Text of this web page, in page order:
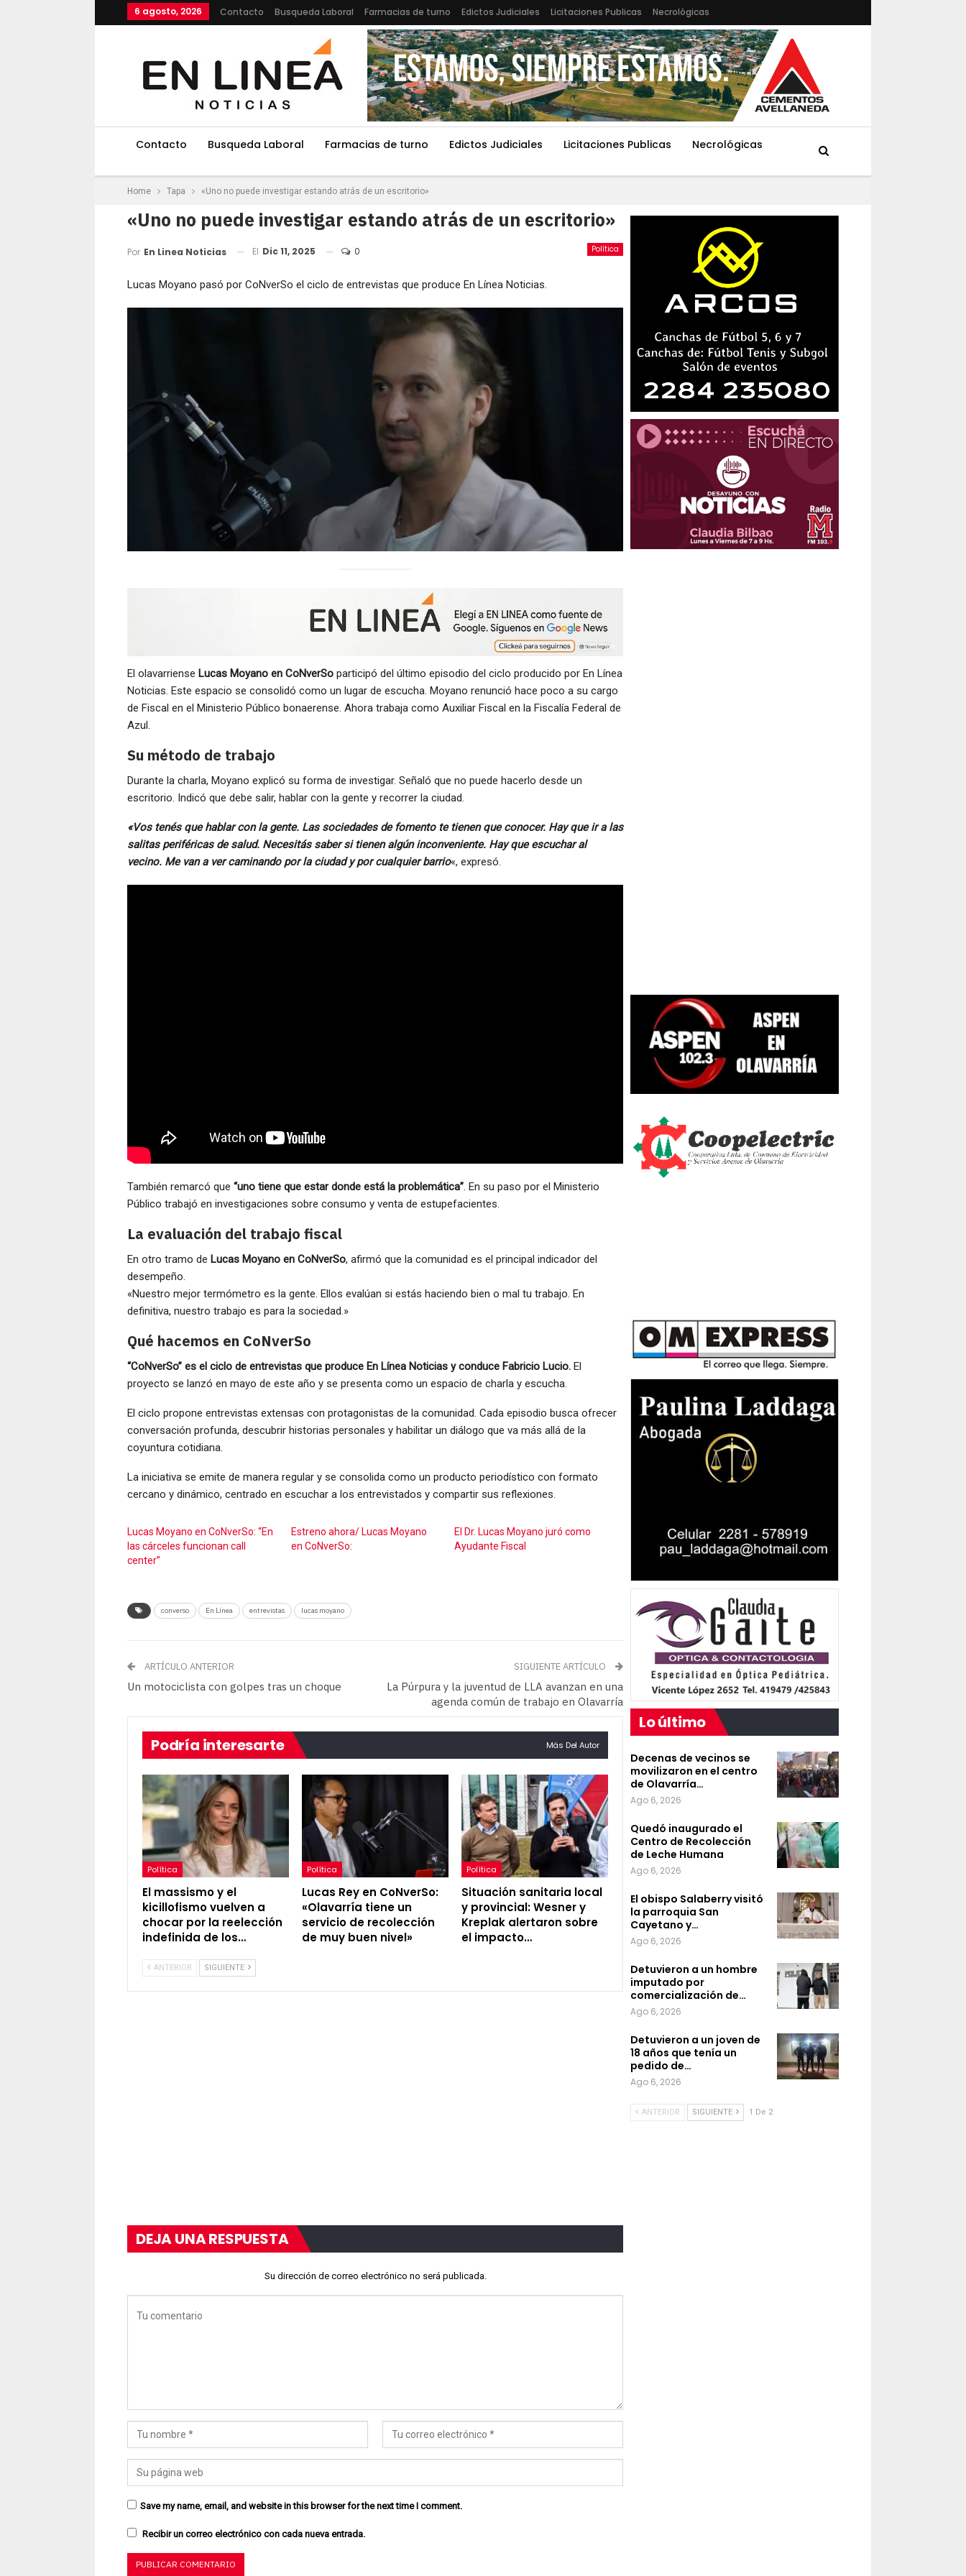
6 agosto, 2026 Contacto Busqueda Laboral Farmacias de turno Edictos Judiciales Licitaciones Publicas Necrológicas
Contacto Busqueda Laboral Farmacias de turno Edictos Judiciales Licitaciones Publicas Necrológicas
Home Tapa «Uno no puede investigar estando atrás de un escritorio»
«Uno no puede investigar estando atrás de un escritorio»
Política
Por En Linea Noticias El Dic 11, 2025 0
Lucas Moyano pasó por CoNverSo el ciclo de entrevistas que produce En Línea Noticias.
El olavarriense Lucas Moyano en CoNverSo participó del último episodio del ciclo producido por En Línea
Noticias. Este espacio se consolidó como un lugar de escucha. Moyano renunció hace poco a su cargo
de Fiscal en el Ministerio Público bonaerense. Ahora trabaja como Auxiliar Fiscal en la Fiscalía Federal de
Azul.
Su método de trabajo
Durante la charla, Moyano explicó su forma de investigar. Señaló que no puede hacerlo desde un
escritorio. Indicó que debe salir, hablar con la gente y recorrer la ciudad.
«Vos tenés que hablar con la gente. Las sociedades de fomento te tienen que conocer. Hay que ir a las
salitas periféricas de salud. Necesitás saber si tienen algún inconveniente. Hay que escuchar al
vecino. Me van a ver caminando por la ciudad y por cualquier barrio«, expresó.
También remarcó que “uno tiene que estar donde está la problemática”. En su paso por el Ministerio
Público trabajó en investigaciones sobre consumo y venta de estupefacientes.
La evaluación del trabajo fiscal
En otro tramo de Lucas Moyano en CoNverSo, afirmó que la comunidad es el principal indicador del
desempeño.
«Nuestro mejor termómetro es la gente. Ellos evalúan si estás haciendo bien o mal tu trabajo. En
definitiva, nuestro trabajo es para la sociedad.»
Qué hacemos en CoNverSo
“CoNverSo” es el ciclo de entrevistas que produce En Línea Noticias y conduce Fabricio Lucio. El
proyecto se lanzó en mayo de este año y se presenta como un espacio de charla y escucha.
El ciclo propone entrevistas extensas con protagonistas de la comunidad. Cada episodio busca ofrecer
conversación profunda, descubrir historias personales y habilitar un diálogo que va más allá de la
coyuntura cotidiana.
La iniciativa se emite de manera regular y se consolida como un producto periodístico con formato
cercano y dinámico, centrado en escuchar a los entrevistados y compartir sus reflexiones.
Lucas Moyano en CoNverSo: “En
las cárceles funcionan call
center”
Estreno ahora/ Lucas Moyano
en CoNverSo:
El Dr. Lucas Moyano juró como
Ayudante Fiscal
converso En Línea entrevistas lucas moyano
ARTÍCULO ANTERIOR
Un motociclista con golpes tras un choque
SIGUIENTE ARTÍCULO
La Púrpura y la juventud de LLA avanzan en una
agenda común de trabajo en Olavarría
Podría interesarte Más Del Autor
Política
El massismo y el
kicillofismo vuelven a
chocar por la reelección
indefinida de los…
Política
Lucas Rey en CoNverSo:
«Olavarría tiene un
servicio de recolección
de muy buen nivel»
Política
Situación sanitaria local
y provincial: Wesner y
Kreplak alertaron sobre
el impacto…
ANTERIOR SIGUIENTE
DEJA UNA RESPUESTA
Su dirección de correo electrónico no será publicada.
Save my name, email, and website in this browser for the next time I comment.
Recibir un correo electrónico con cada nueva entrada.
Lo último
Decenas de vecinos se
movilizaron en el centro
de Olavarría…
Ago 6, 2026
Quedó inaugurado el
Centro de Recolección
de Leche Humana
Ago 6, 2026
El obispo Salaberry visitó
la parroquia San
Cayetano y…
Ago 6, 2026
Detuvieron a un hombre
imputado por
comercialización de…
Ago 6, 2026
Detuvieron a un joven de
18 años que tenía un
pedido de…
Ago 6, 2026
ANTERIOR SIGUIENTE 1 De 2